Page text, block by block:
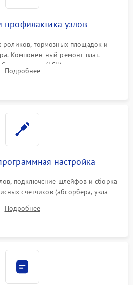
профилактика узлов
тормозных площадок и
Компонентный ремонт плат.
лазера (LSU), зеркал и тракта
тонера и бумажной пыли.
Подробнее
настройка
подключение шлейфов и сборка
счетчиков (абсорбера, узла
прошивки и программная
и позиционирования сканера.
Подробнее